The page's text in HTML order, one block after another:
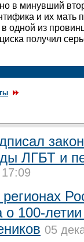
в минувший
и их мать
одной из
получил
ЛГБТ и
о 100-
05